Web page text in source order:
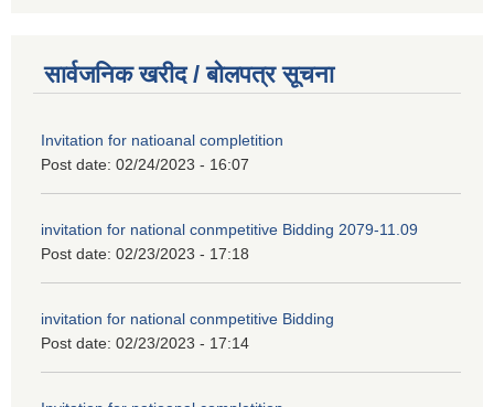
सार्वजनिक खरीद / बोलपत्र सूचना
Invitation for natioanal completition
Post date: 02/24/2023 - 16:07
invitation for national conmpetitive Bidding 2079-11.09
Post date: 02/23/2023 - 17:18
invitation for national conmpetitive Bidding
Post date: 02/23/2023 - 17:14